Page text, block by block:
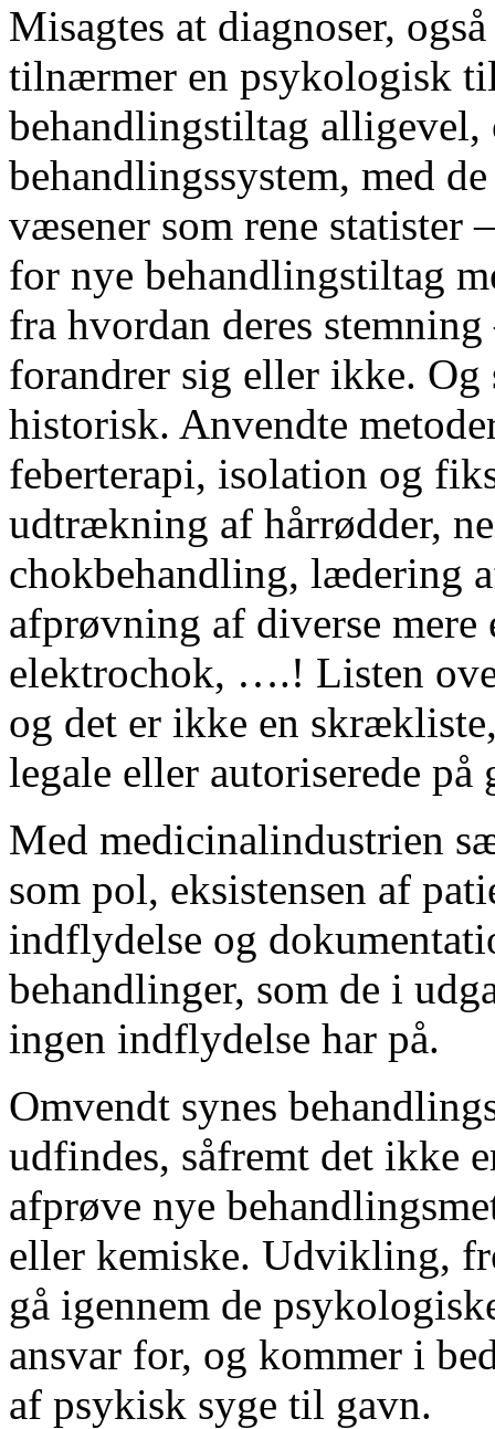
Misagtes at diagnoser,
tilnærmer en psykologisk
behandlingstiltag alligevel,
behandlingssystem, med
væsener som rene statister
for nye behandlingstiltag
fra hvordan deres
forandrer sig eller ikke. Og
historisk. Anvendte
feberterapi, isolation og
udtrækning af hårrødder,
chokbehandling, lædering
afprøvning af diverse
elektrochok, ….! Listen
og det er ikke en
legale eller autoriserede
Med medicinalindustrien
som pol, eksistensen af
indflydelse og
behandlinger, som de i
ingen indflydelse har på.
Omvendt synes
udfindes, såfremt det ikke
afprøve nye
eller kemiske. Udvikling,
gå igennem de
ansvar for, og kommer i
af psykisk syge til gavn.